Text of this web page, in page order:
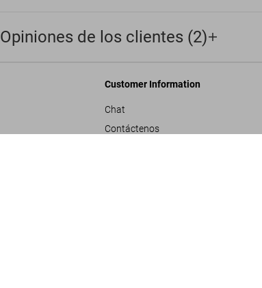
Opiniones de los clientes (2)
Customer Information
Chat
Contáctenos